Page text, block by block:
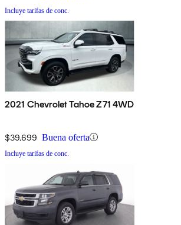
Incluye tarifas de conc.
2021 Chevrolet Tahoe Z71 4WD
$39,699 Buena oferta
Incluye tarifas de conc.